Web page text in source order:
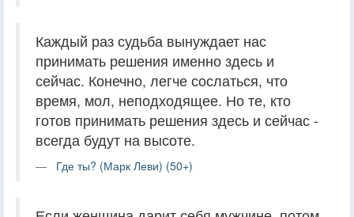
Каждый раз судьба вынуждает нас
принимать решения именно здесь и
сейчас. Конечно, легче сослаться, что
время, мол, неподходящее. Но те, кто
готов принимать решения здесь и сейчас -
всегда будут на высоте.
Где ты? (Марк Леви) (50+)